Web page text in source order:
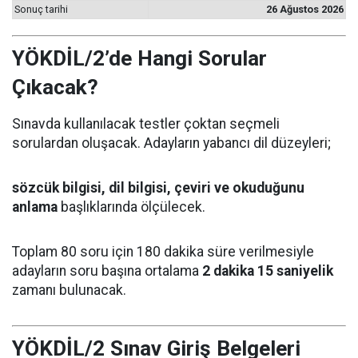
Sonuç tarihi 26 Ağustos 2026
YÖKDİL/2’de Hangi Sorular
Çıkacak?
Sınavda kullanılacak testler çoktan seçmeli
sorulardan oluşacak. Adayların yabancı dil düzeyleri;
sözcük bilgisi, dil bilgisi, çeviri ve okuduğunu
anlama başlıklarında ölçülecek.
Toplam 80 soru için 180 dakika süre verilmesiyle
adayların soru başına ortalama 2 dakika 15 saniyelik
zamanı bulunacak.
YÖKDİL/2 Sınav Giriş Belgeleri